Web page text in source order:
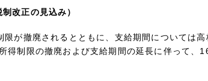
改正の見込み）
が撤廃されるとともに、支給期間については
得制限の撤廃および支給期間の延長に伴って、